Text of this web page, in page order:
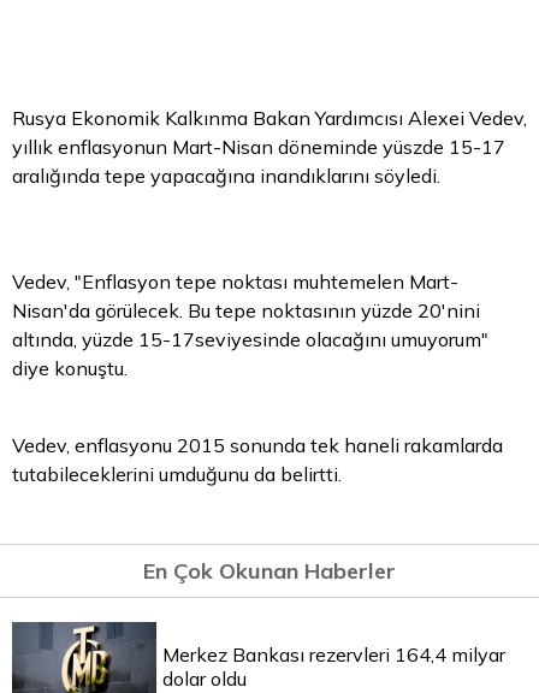
Rusya Ekonomik Kalkınma Bakan Yardımcısı Alexei Vedev,
yıllık enflasyonun Mart-Nisan döneminde yüszde 15-17
aralığında tepe yapacağına inandıklarını söyledi.
Vedev, "Enflasyon tepe noktası muhtemelen Mart-
Nisan'da görülecek. Bu tepe noktasının yüzde 20'nini
altında, yüzde 15-17seviyesinde olacağını umuyorum"
diye konuştu.
Vedev, enflasyonu 2015 sonunda tek haneli rakamlarda
tutabileceklerini umduğunu da belirtti.
En Çok Okunan Haberler
Merkez Bankası rezervleri 164,4 milyar
dolar oldu